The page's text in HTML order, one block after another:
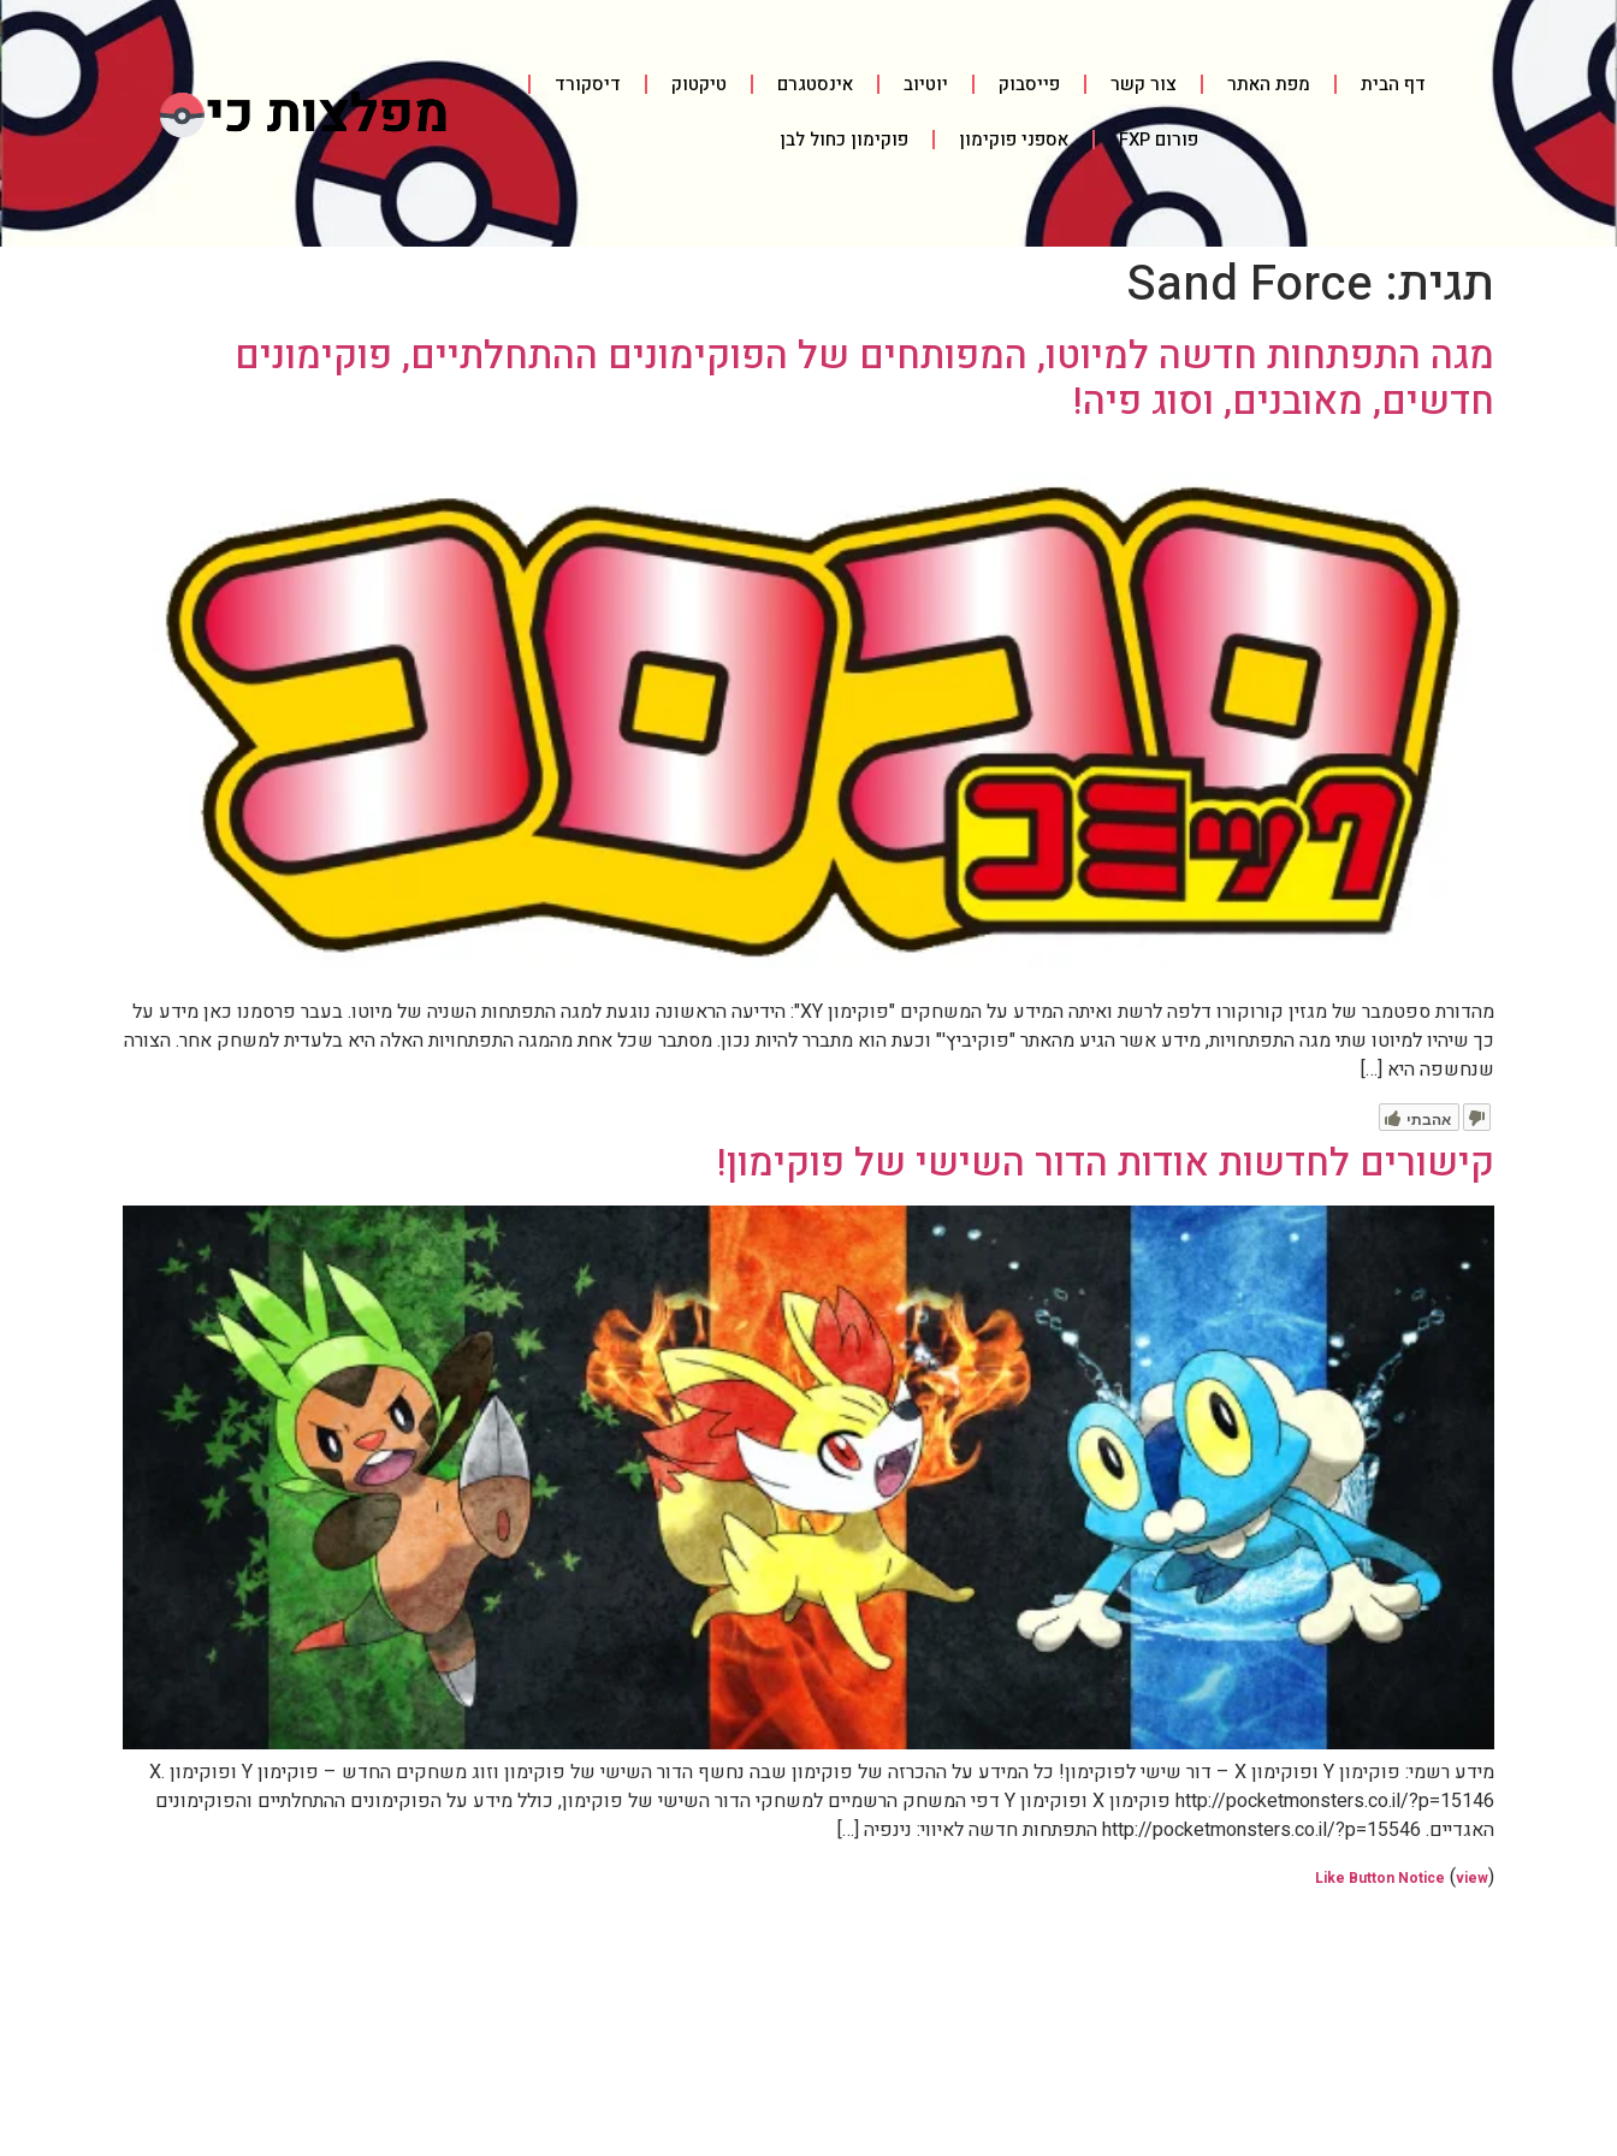
דף הבית מפת האתר צור קשר פייסבוק יוטיוב אינסטגרם טיקטוק דיסקורד
פורום FXP אספני פוקימון פוקימון כחול לבן
תגית: Sand Force
מגה התפתחות חדשה למיוטו, המפותחים של הפוקימונים ההתחלתיים, פוקימונים
חדשים, מאובנים, וסוג פיה!
מהדורת ספטמבר של מגזין קורוקורו דלפה לרשת ואיתה המידע על המשחקים "פוקימון XY": הידיעה הראשונה נוגעת למגה התפתחות השניה של מיוטו. בעבר פרסמנו כאן מידע על
כך שיהיו למיוטו שתי מגה התפתחויות, מידע אשר הגיע מהאתר "פוקיביץ'" וכעת הוא מתברר להיות נכון. מסתבר שכל אחת מהמגה התפתחויות האלה היא בלעדית למשחק אחר. הצורה
שנחשפה היא […]
אהבתי
קישורים לחדשות אודות הדור השישי של פוקימון!
מידע רשמי: פוקימון Y ופוקימון X – דור שישי לפוקימון! כל המידע על ההכרזה של פוקימון שבה נחשף הדור השישי של פוקימון וזוג משחקים החדש – פוקימון Y ופוקימון X.
http://pocketmonsters.co.il/?p=15146 פוקימון X ופוקימון Y דפי המשחק הרשמיים למשחקי הדור השישי של פוקימון, כולל מידע על הפוקימונים ההתחלתיים והפוקימונים
האגדיים. http://pocketmonsters.co.il/?p=15546 התפתחות חדשה לאיווי: נינפיה […]
Like Button Notice (view)